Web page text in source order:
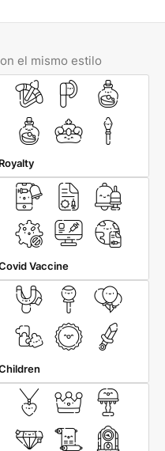
el mismo estilo
Royalty
Vaccine